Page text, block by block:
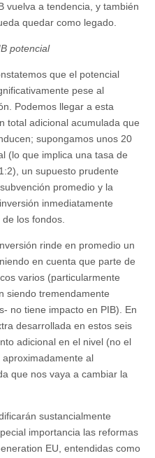
vuelva a tendencia, y también
quedar como legado.
potencial
que el potencial
pese al
Podemos llegar a esta
total adicional acumulada que
supongamos unos 20
(lo que implica una tasa de
un supuesto prudente
promedio y la
inmediatamente
los fondos.
rinde en promedio un
en cuenta que parte de
varios (particularmente
siendo tremendamente
no tiene impacto en PIB). En
desarrollada en estos seis
adicional en el nivel (no el
al
que nos vaya a cambiar la
sustancialmente
importancia las reformas
EU, entendidas como